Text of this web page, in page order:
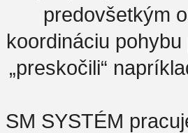
predovšetkým
koordináciu
„preskočili“
SM SYSTÉM